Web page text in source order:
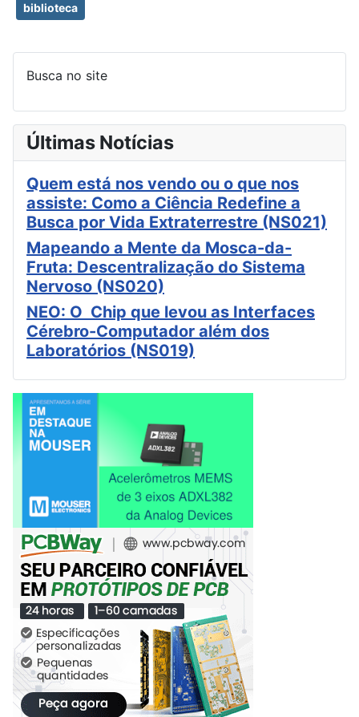
biblioteca
Busca no site
Últimas Notícias
Quem está nos vendo ou o que nos
assiste: Como a Ciência Redefine a
Busca por Vida Extraterrestre (NS021)
Mapeando a Mente da Mosca-da-
Fruta: Descentralização do Sistema
Nervoso (NS020)
NEO: O Chip que levou as Interfaces
Cérebro-Computador além dos
Laboratórios (NS019)